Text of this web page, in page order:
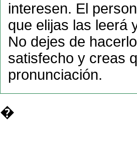
interesen. El
que elijas las leerá
No dejes de
satisfecho y creas
pronunciación.
�